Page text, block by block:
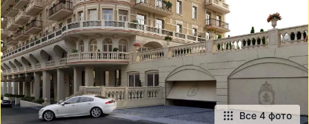
Все 4 фото